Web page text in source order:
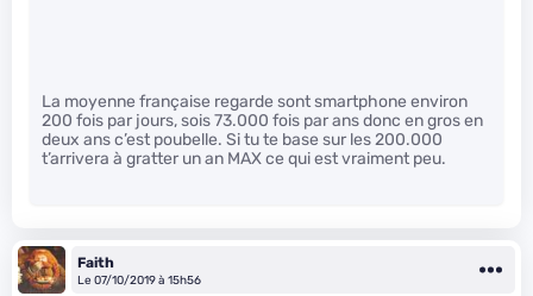
La moyenne française regarde sont smartphone environ
200 fois par jours, sois 73.000 fois par ans donc en gros en
deux ans c’est poubelle. Si tu te base sur les 200.000
t’arrivera à gratter un an MAX ce qui est vraiment peu.
Faith
Le 07/10/2019 à 15h56